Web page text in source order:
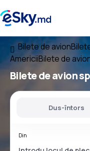
Bilete de avion
AmericiiBilete de
Bilete de avion
Dus-întors
Din